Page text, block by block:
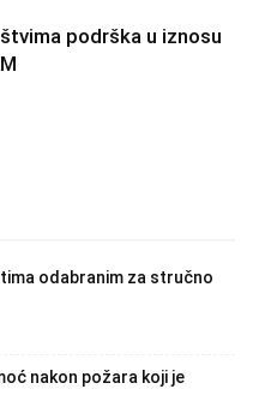
podrška u iznosu
odabranim za stručno
nakon požara koji je